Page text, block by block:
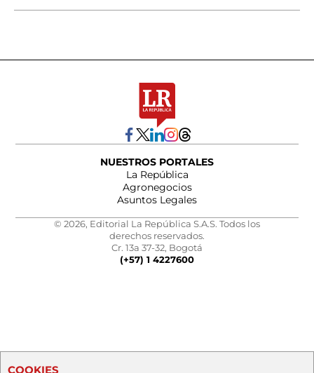
NUESTROS PORTALES
La República
Agronegocios
Asuntos Legales
© 2026, Editorial La República S.A.S. Todos los
derechos reservados.
Cr. 13a 37-32, Bogotá
(+57) 1 4227600
COOKIES